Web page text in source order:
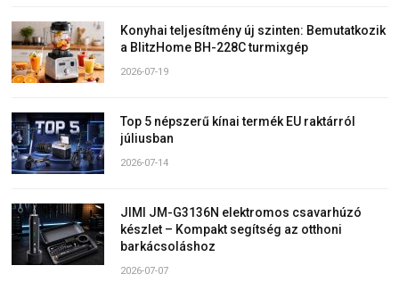
Konyhai teljesítmény új szinten: Bemutatkozik
a BlitzHome BH-228C turmixgép
2026-07-19
Top 5 népszerű kínai termék EU raktárról
júliusban
2026-07-14
JIMI JM-G3136N elektromos csavarhúzó
készlet – Kompakt segítség az otthoni
barkácsoláshoz
2026-07-07